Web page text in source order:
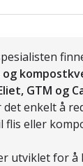
GTM og
det enkelt å
flis eller
utviklet for